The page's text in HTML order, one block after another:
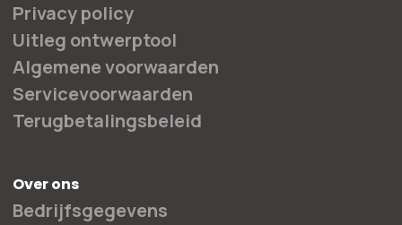
Privacy policy
Uitleg ontwerptool
Algemene voorwaarden
Servicevoorwaarden
Terugbetalingsbeleid
Over ons
Bedrijfsgegevens